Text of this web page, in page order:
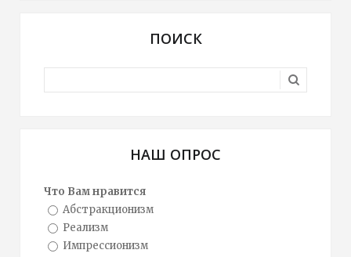
ПОИСК
НАШ ОПРОС
Что Вам нравится
Абстракционизм
Реализм
Импрессионизм